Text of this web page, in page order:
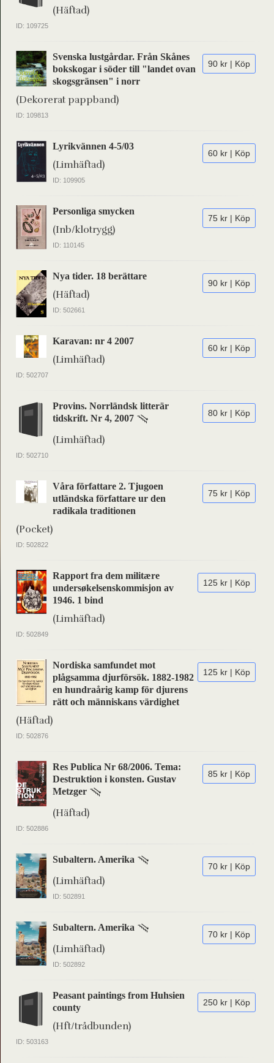
(Häftad)
ID: 109725
90 kr | Köp
Svenska lustgårdar. Från Skånes
bokskogar i söder till "landet ovan
skogsgränsen" i norr
(Dekorerat pappband)
ID: 109813
60 kr | Köp
Lyrikvännen 4-5/03
(Limhäftad)
ID: 109905
75 kr | Köp
Personliga smycken
(Inb/klotrygg)
ID: 110145
90 kr | Köp
Nya tider. 18 berättare
(Häftad)
ID: 502661
60 kr | Köp
Karavan: nr 4 2007
(Limhäftad)
ID: 502707
80 kr | Köp
Provins. Norrländsk litterär
tidskrift. Nr 4, 2007
(Limhäftad)
ID: 502710
75 kr | Köp
Våra författare 2. Tjugoen
utländska författare ur den
radikala traditionen
(Pocket)
ID: 502822
125 kr | Köp
Rapport fra dem militære
undersøkelsenskommisjon av
1946. 1 bind
(Limhäftad)
ID: 502849
125 kr | Köp
Nordiska samfundet mot
plågsamma djurförsök. 1882-1982
en hundraårig kamp för djurens
rätt och människans värdighet
(Häftad)
ID: 502876
85 kr | Köp
Res Publica Nr 68/2006. Tema:
Destruktion i konsten. Gustav
Metzger
(Häftad)
ID: 502886
70 kr | Köp
Subaltern. Amerika
(Limhäftad)
ID: 502891
70 kr | Köp
Subaltern. Amerika
(Limhäftad)
ID: 502892
250 kr | Köp
Peasant paintings from Huhsien
county
(Hft/trådbunden)
ID: 503163